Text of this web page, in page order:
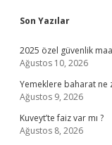
Sidebar
Son Yazılar
2025 özel güvenlik
Ağustos 10, 2026
Yemeklere baharat ne
Ağustos 9, 2026
Kuveyt’te faiz var mı ?
Ağustos 8, 2026